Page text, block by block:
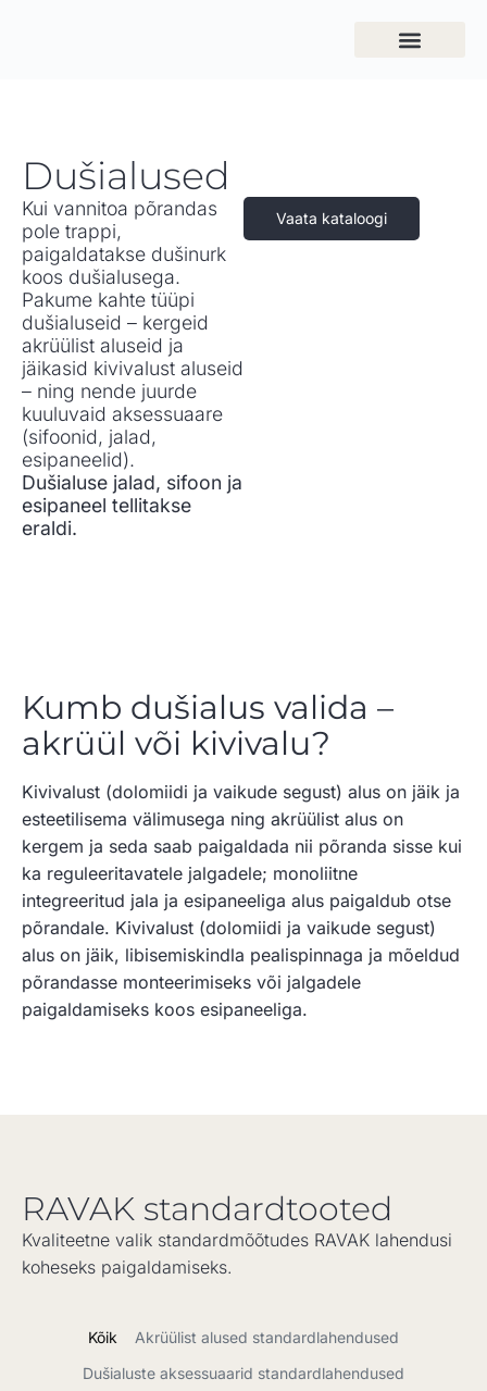
Dušialused
Kui vannitoa põrandas
pole trappi,
paigaldatakse dušinurk
koos dušialusega.
Pakume kahte tüüpi
dušialuseid – kergeid
akrüülist aluseid ja
jäikasid kivivalust aluseid
– ning nende juurde
kuuluvaid aksessuaare
(sifoonid, jalad,
esipaneelid).
Dušialuse jalad, sifoon ja
esipaneel tellitakse
eraldi.
Vaata kataloogi
Kumb dušialus valida –
akrüül või kivivalu?
Kivivalust (dolomiidi ja vaikude segust) alus on jäik ja
esteetilisema välimusega ning akrüülist alus on
kergem ja seda saab paigaldada nii põranda sisse kui
ka reguleeritavatele jalgadele; monoliitne
integreeritud jala ja esipaneeliga alus paigaldub otse
põrandale. Kivivalust (dolomiidi ja vaikude segust)
alus on jäik, libisemiskindla pealispinnaga ja mõeldud
põrandasse monteerimiseks või jalgadele
paigaldamiseks koos esipaneeliga.
RAVAK standardtooted
Kvaliteetne valik standardmõõtudes RAVAK lahendusi
koheseks paigaldamiseks.
Akrüülist alused standardlahendused
Dušialuste aksessuaarid standardlahendused
Kõik